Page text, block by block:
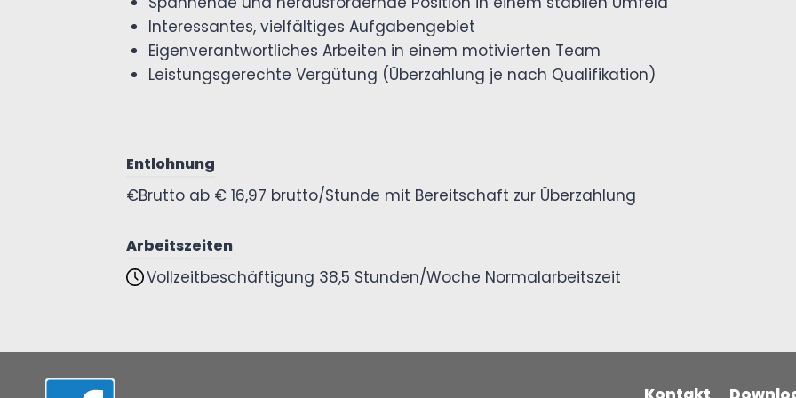
Interessantes, vielfältiges Aufgabengebiet
Eigenverantwortliches Arbeiten in einem motivierten Team
Leistungsgerechte Vergütung (Überzahlung je nach Qualifikation)
Entlohnung
€Brutto ab € 16,97 brutto/Stunde mit Bereitschaft zur Überzahlung
Arbeitszeiten
Vollzeitbeschäftigung 38,5 Stunden/Woche Normalarbeitszeit